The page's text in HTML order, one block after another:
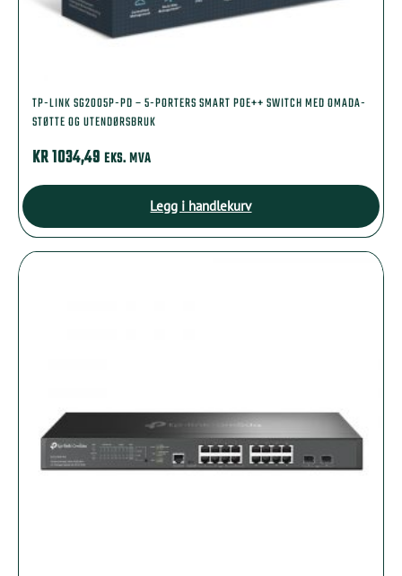
TP-LINK SG2005P-PD – 5-PORTERS SMART POE++ SWITCH MED OMADA-
STØTTE OG UTENDØRSBRUK
KR1034,49 EKS. MVA
Legg i handlekurv